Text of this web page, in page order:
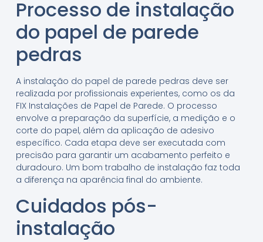
Processo de instalação
do papel de parede
pedras
A instalação do papel de parede pedras deve ser
realizada por profissionais experientes, como os da
FIX Instalações de Papel de Parede. O processo
envolve a preparação da superfície, a medição e o
corte do papel, além da aplicação de adesivo
específico. Cada etapa deve ser executada com
precisão para garantir um acabamento perfeito e
duradouro. Um bom trabalho de instalação faz toda
a diferença na aparência final do ambiente.
Cuidados pós-
instalação